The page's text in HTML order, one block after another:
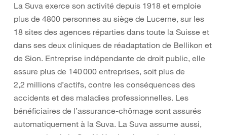
La Suva exerce son activité depuis 1918 et emploie
plus de 4800 personnes au siège de Lucerne, sur les
18 sites des agences réparties dans toute la Suisse et
dans ses deux cliniques de réadaptation de Bellikon et
de Sion. Entreprise indépendante de droit public, elle
assure plus de 140 000 entreprises, soit plus de
2,2 millions d’actifs, contre les conséquences des
accidents et des maladies professionnelles. Les
bénéficiaires de l’assurance-chômage sont assurés
automatiquement à la Suva. La Suva assume aussi,